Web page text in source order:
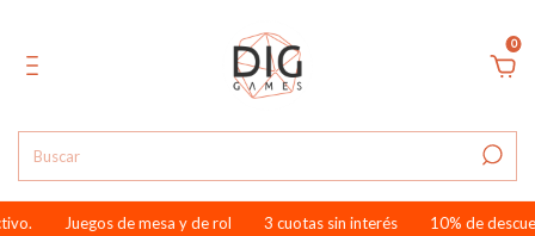
0
Juegos de mesa y de rol 3 cuotas sin interés 10% de